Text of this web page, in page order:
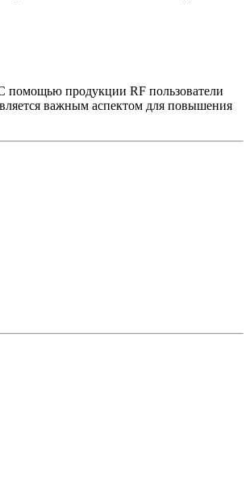
помощью продукции RF пользователи
важным аспектом для повышения